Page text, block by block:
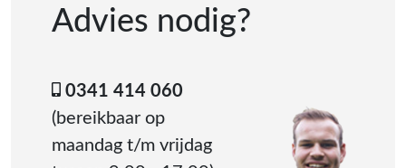
Advies nodig?
0341 414 060
(bereikbaar op
maandag t/m vrijdag